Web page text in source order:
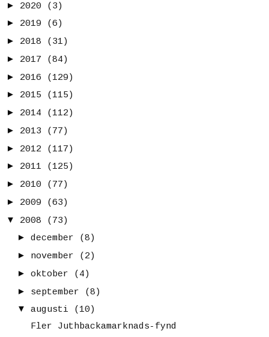
► 2020
(3)
► 2019
(6)
► 2018
(31)
► 2017
(84)
► 2016
(129)
► 2015
(115)
► 2014
(112)
► 2013
(77)
► 2012
(117)
► 2011
(125)
► 2010
(77)
► 2009
(63)
▼
2008
(73)
► december
(8)
► november
(2)
► oktober
(4)
► september
(8)
▼
augusti
(10)
Fler Juthbackamarknads-fynd